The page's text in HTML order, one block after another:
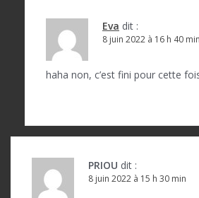
e
Eva dit :
8 juin 2022 à 16 h 40 min
haha non, c’est fini pour cette
PRIOU dit :
8 juin 2022 à 15 h 30 min